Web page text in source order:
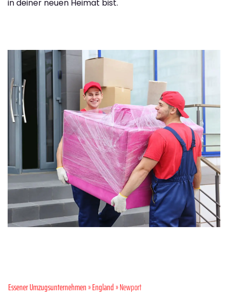
in deiner neuen Heimat bist.
Essener Umzugsunternehmen»England» Newport